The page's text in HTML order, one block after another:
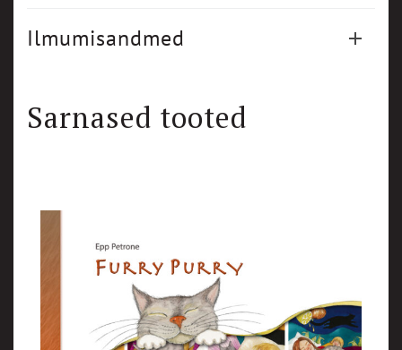
Ilmumisandmed
Sarnased tooted